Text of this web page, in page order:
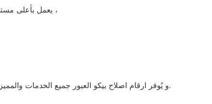
يعمل بأعلى مستوى من الكفاءة التي ينتظرها عملائنا ولتعزيز الثقة في مركز صيانه بيكو العبور المعتمد بالعبور ،
و يُوفر ارقام اصلاح بيكو العبور جميع الخدمات والمميزات التي تُساهم في تحقيق راحة وأمان العملاء من خلال تخفيض أسعار تلك الخدمات والبُعد التام عن التكاليف المالية باهظة الثمن.